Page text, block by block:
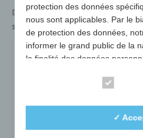
Dimensions
65 x
surface publicitaire max.
20 x
507-01-blanc 507-02-
507-06-bleu
507-01-blanc
protection des données
nous sont applicables. Par le
de protection des données,
informer le grand public de la
la finalité des données
sont informés, par le biais de
En tant que contrôleur, nous
✓